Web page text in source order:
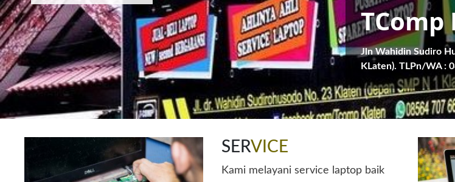
Jln Wahidin Sudiro
KLaten). TLPn/WA :
SERVICE
Kami melayani service laptop baik